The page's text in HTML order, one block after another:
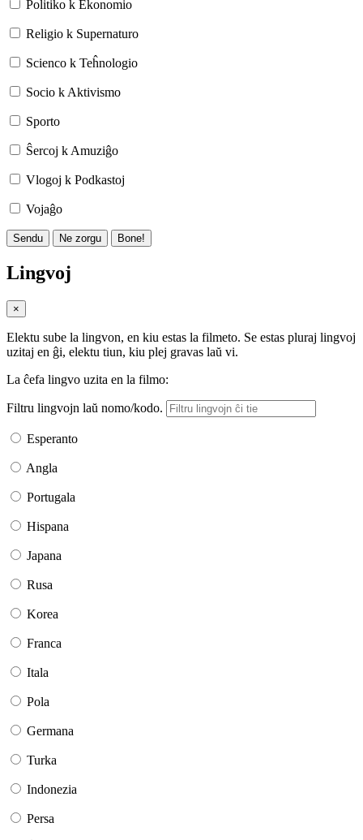
Politiko k Ekonomio
Religio k Supernaturo
Scienco k Teĥnologio
Socio k Aktivismo
Sporto
Ŝercoj k Amuziĝo
Vlogoj k Podkastoj
Vojaĝo
Sendu Ne zorgu Bone!
Lingvoj
×
Elektu sube la lingvon, en kiu estas la filmeto. Se estas pluraj lingvoj
uzitaj en ĝi, elektu tiun, kiu plej gravas laŭ vi.
La ĉefa lingvo uzita en la filmo:
Filtru lingvojn laŭ nomo/kodo.
Esperanto
Angla
Portugala
Hispana
Japana
Rusa
Korea
Franca
Itala
Pola
Germana
Turka
Indonezia
Persa